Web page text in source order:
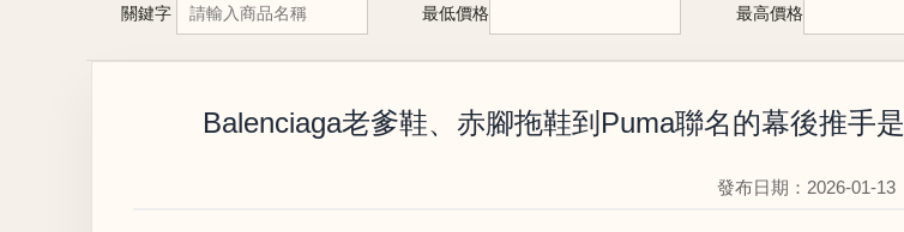
關鍵字 最低價格 最高價格
Balenciaga老爹鞋、赤腳拖鞋到Puma聯名的幕後推手
發布日期：2026-01-13